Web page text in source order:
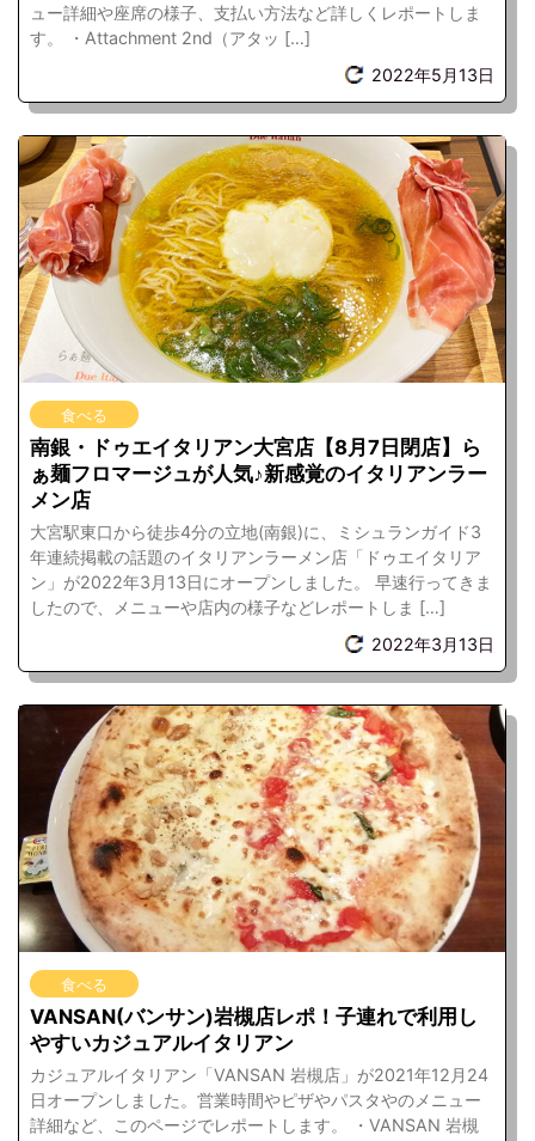
ュー詳細や座席の様子、支払い方法など詳しくレポートしま
す。 ・Attachment 2nd（アタッ […]
2022年5月13日
食べる
南銀・ドゥエイタリアン大宮店【8月7日閉店】ら
ぁ麺フロマージュが人気♪新感覚のイタリアンラー
メン店
大宮駅東口から徒歩4分の立地(南銀)に、ミシュランガイド3
年連続掲載の話題のイタリアンラーメン店「ドゥエイタリア
ン」が2022年3月13日にオープンしました。 早速行ってきま
したので、メニューや店内の様子などレポートしま […]
2022年3月13日
食べる
VANSAN(バンサン)岩槻店レポ！子連れで利用し
やすいカジュアルイタリアン
カジュアルイタリアン「VANSAN 岩槻店」が2021年12月24
日オープンしました。営業時間やピザやパスタやのメニュー
詳細など、このページでレポートします。 ・VANSAN 岩槻